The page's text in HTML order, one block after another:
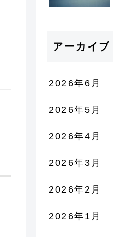
アーカイブ
2026年6月
2026年5月
2026年4月
2026年3月
2026年2月
2026年1月